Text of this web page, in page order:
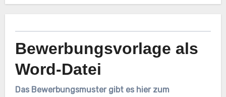
Bewerbungsvorlage als
Word-Datei
Das Bewerbungsmuster gibt es hier zum